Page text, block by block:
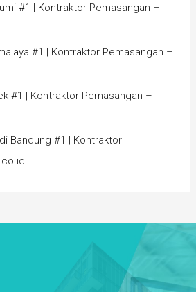
#1 | Kontraktor Pemasangan –
#1 | Kontraktor Pemasangan –
#1 | Kontraktor Pemasangan –
Bandung #1 | Kontraktor